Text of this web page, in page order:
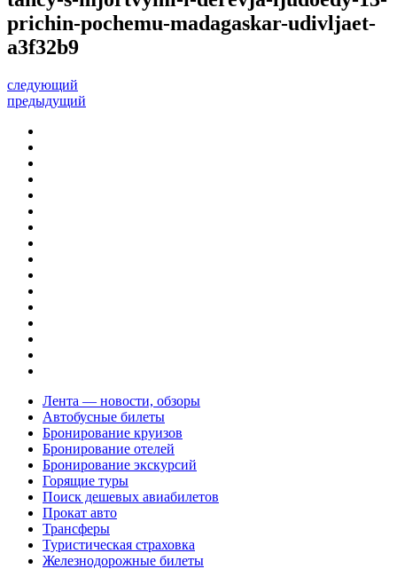
prichin-pochemu-madagaskar-udivljaet-
a3f32b9
следующий
предыдущий
Лента — новости, обзоры
Автобусные билеты
Бронирование круизов
Бронирование отелей
Бронирование экскурсий
Горящие туры
Поиск дешевых авиабилетов
Прокат авто
Трансферы
Туристическая страховка
Железнодорожные билеты